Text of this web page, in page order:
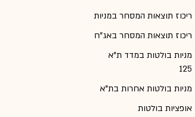
ריכוז תוצאות המסחר במניות
ריכוז תוצאות המסחר באג"ח
מניות בולטות במדד ת"א
125
מניות בולטות אחרות בת"א
אופציות בולטות